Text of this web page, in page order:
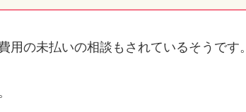
の未払いの相談もされているそうです。